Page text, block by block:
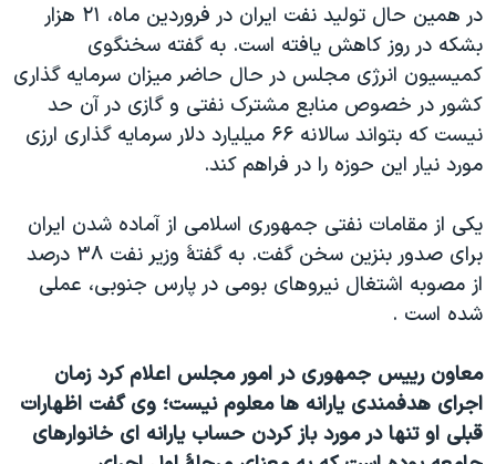
در همين حال توليد نفت ايران در فروردين ماه، ۲۱ هزار
بشکه در روز کاهش يافته است. به گفته سخنگوی
کميسيون انرژی مجلس در حال حاضر ميزان سرمايه گذاری
کشور در خصوص منابع مشترک نفتی و گازی در آن حد
نيست که بتواند سالانه ۶۶ ميليارد دلار سرمايه گذاری ارزی
مورد نيار اين حوزه را در فراهم کند.
يکی از مقامات نفتی جمهوری اسلامی از آماده شدن ايران
برای صدور بنزين سخن گفت. به گفتۀ وزير نفت ۳۸ درصد
از مصوبه اشتغال نيروهای بومی در پارس جنوبی، عملی
شده است .
معاون رييس جمهوری در امور مجلس اعلام کرد زمان
اجرای هدفمندی يارانه ها معلوم نيست؛ وی گفت اظهارات
قبلی او تنها در مورد باز کردن حساب يارانه ای خانوارهای